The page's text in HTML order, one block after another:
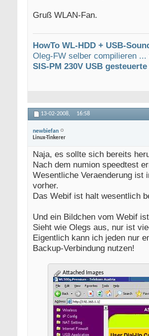
Gruß WLAN-Fan.
HowTo WL-HDD + USB-
Oleg-FW selber compilieren
SIS-PM 230V USB
13-02-2008, 16:58
newbiefan
Linux-Tinkerer
Naja, es sollte sich bereits
Nach dem numion speedtest
Wesentliche Veraenderung ist
vorher.
Das Webif ist halt wesentlich
Und ein Bildchen vom Webif
Sieht wie Olegs aus, nur ist
Eigentlich kann ich jeden nur
Backup-Verbindung nutzen!
Attached Images